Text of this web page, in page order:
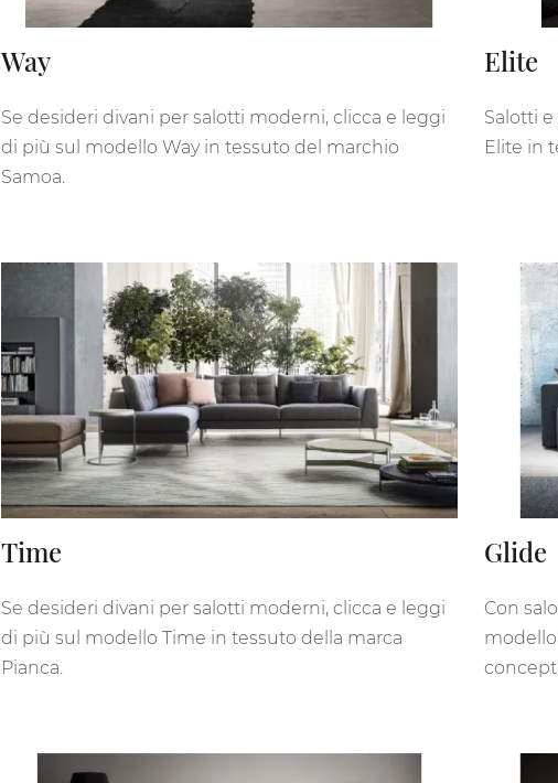
Way
Se desideri divani per salotti moderni, clicca e leggi
di più sul modello Way in tessuto del marchio
Samoa.
Elite
Salotti
Elite in
Time
Se desideri divani per salotti moderni, clicca e leggi
di più sul modello Time in tessuto della marca
Pianca.
Glide
Con